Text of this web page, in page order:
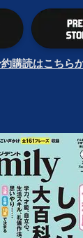
購読はこちら